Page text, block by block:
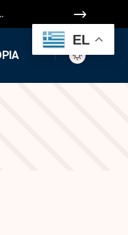
EL